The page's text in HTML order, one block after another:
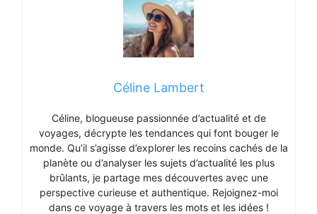
Céline Lambert
Céline, blogueuse passionnée d’actualité et de
voyages, décrypte les tendances qui font bouger le
monde. Qu’il s’agisse d’explorer les recoins cachés de la
planète ou d’analyser les sujets d’actualité les plus
brûlants, je partage mes découvertes avec une
perspective curieuse et authentique. Rejoignez-moi
dans ce voyage à travers les mots et les idées !